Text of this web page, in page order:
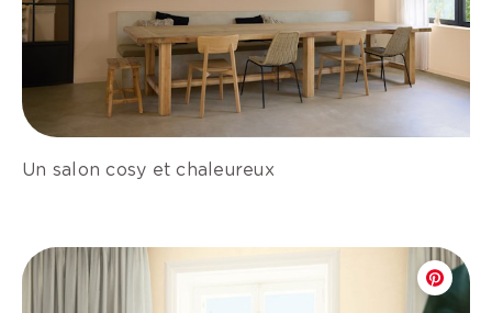
Un salon cosy et chaleureux